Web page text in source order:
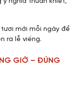
mới mỗi ngày để
ra lễ viếng.
GIỜ – ĐÚNG